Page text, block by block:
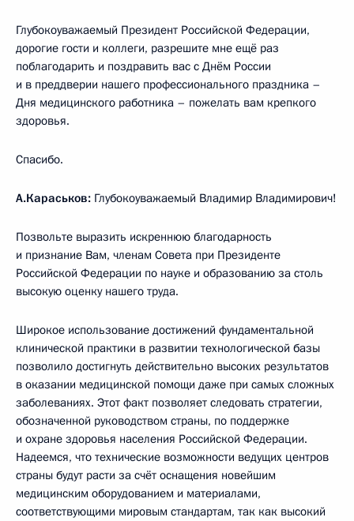
Глубокоуважаемый Президент Российской Федерации,
дорогие гости и коллеги, разрешите мне ещё раз
поблагодарить и поздравить вас с Днём России
и в преддверии нашего профессионального праздника –
Дня медицинского работника – пожелать вам крепкого
здоровья.
Спасибо.
А.Караськов: Глубокоуважаемый Владимир Владимирович!
Позвольте выразить искреннюю благодарность
и признание Вам, членам Совета при Президенте
Российской Федерации по науке и образованию за столь
высокую оценку нашего труда.
Широкое использование достижений фундаментальной
клинической практики в развитии технологической базы
позволило достигнуть действительно высоких результатов
в оказании медицинской помощи даже при самых сложных
заболеваниях. Этот факт позволяет следовать стратегии,
обозначенной руководством страны, по поддержке
и охране здоровья населения Российской Федерации.
Надеемся, что технические возможности ведущих центров
страны будут расти за счёт оснащения новейшим
медицинским оборудованием и материалами,
соответствующими мировым стандартам, так как высокий